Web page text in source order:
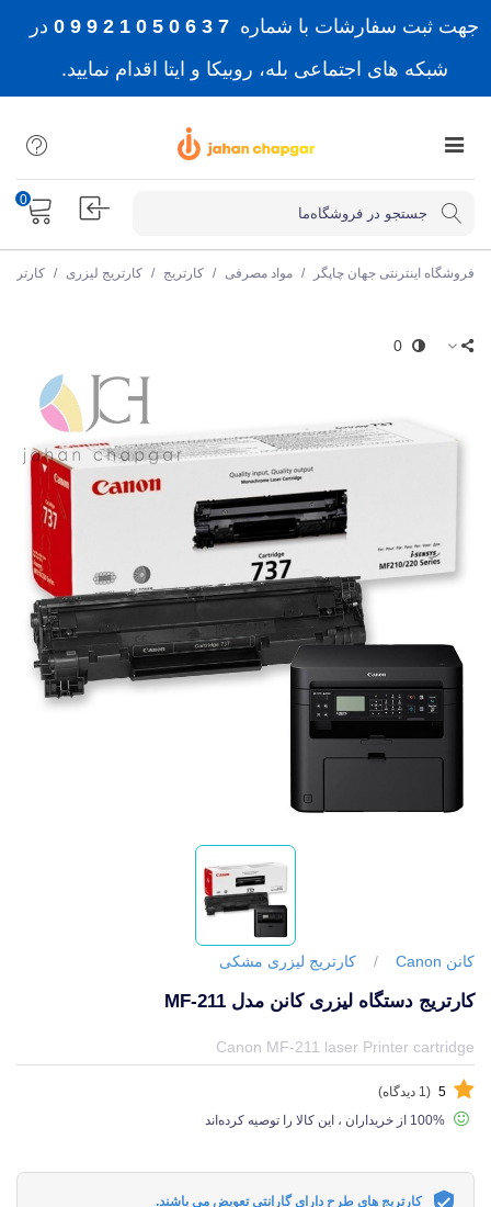
جهت ثبت سفارشات با شماره 7 3 6 0 5 0 1 2 9 9 0
در
شبکه های اجتماعی بله، روبیکا و ایتا اقدام نمایید.
0
فروشگاه اینترنتی جهان چاپگر / مواد مصرفی / کارتریج / کارتریج لیزری /
0
کانن Canon / کارتریج لیزری مشکی
کارتریج دستگاه لیزری کانن مدل MF-211
Canon MF-211 laser Printer cartridge
5 (1 دیدگاه)
کارتریج های طرح دارای گارانتی تعویض می باشند.